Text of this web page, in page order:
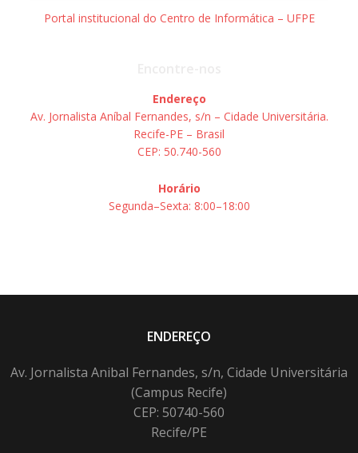
Portal institucional do Centro de Informática – UFPE
Endereço
Av. Jornalista Aníbal Fernandes, s/n – Cidade Universitária.
Recife-PE – Brasil
CEP: 50.740-560
Horário
Segunda–Sexta: 8:00–18:00
ENDEREÇO
Av. Jornalista Anibal Fernandes, s/n, Cidade Universitária
(Campus Recife)
CEP: 50740-560
Recife/PE